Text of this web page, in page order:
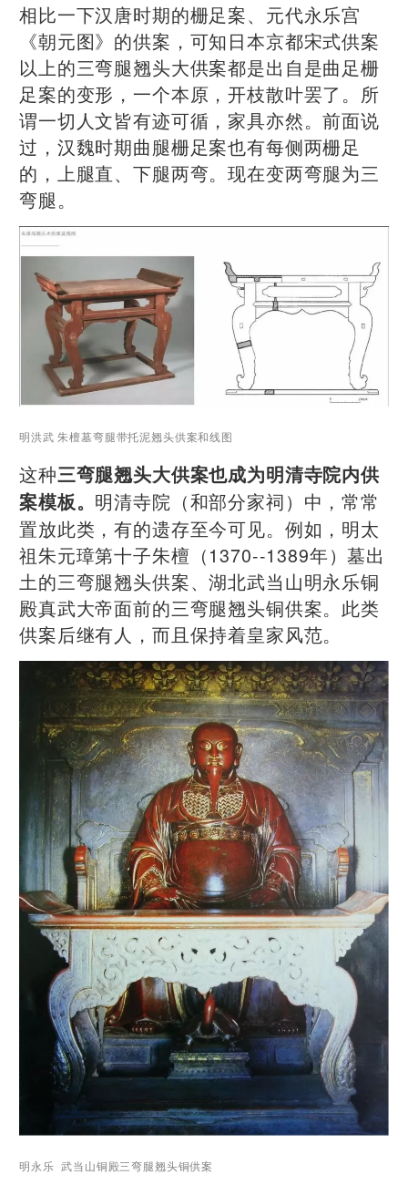
相比一下汉唐时期的栅足案、元代永乐宫
《朝元图》的供案，可知日本京都宋式供案
以上的三弯腿翘头大供案都是出自是曲足栅
足案的变形，一个本原，开枝散叶罢了。所
谓一切人文皆有迹可循，家具亦然。前面说
过，汉魏时期曲腿栅足案也有每侧两栅足
的，上腿直、下腿两弯。现在变两弯腿为三
弯腿。
明洪武 朱檀墓弯腿带托泥翘头供案和线图
这种三弯腿翘头大供案也成为明清寺院内供
案模板。 明清寺院（和部分家祠）中，常常
置放此类，有的遗存至今可见。例如，明太
祖朱元璋第十子朱檀（1370--1389年）墓出
土的三弯腿翘头供案、湖北武当山明永乐铜
殿真武大帝面前的三弯腿翘头铜供案。此类
供案后继有人，而且保持着皇家风范。
明永乐 武当山铜殿三弯腿翘头铜供案